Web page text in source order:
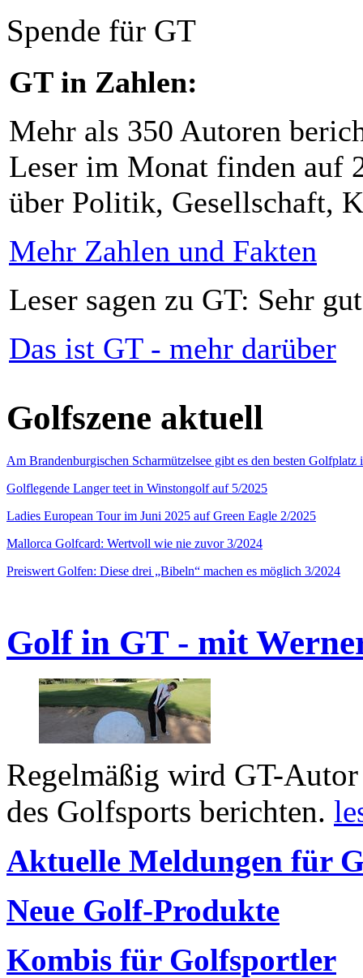
Spende für GT
GT in Zahlen:
Mehr als 350 Autoren
Leser im Monat finden auf
über Politik, Gesellschaft,
Mehr Zahlen und Fakten
Leser sagen zu GT: Sehr
Das ist GT - mehr darüber
Golfszene aktuell
Am Brandenburgischen Scharmützelsee gibt es den besten
Golflegende Langer teet in Winstongolf auf 5/2025
Ladies European Tour im Juni 2025 auf Green Eagle 2/2025
Mallorca Golfcard: Wertvoll wie nie zuvor 3/2024
Preiswert Golfen: Diese drei „Bibeln“ machen es möglich 3/2024
Golf in GT - mit
Regelmäßig wird GT-
des Golfsports berichten.
Aktuelle Meldungen für
Neue Golf-Produkte
Kombis für Golfsportler